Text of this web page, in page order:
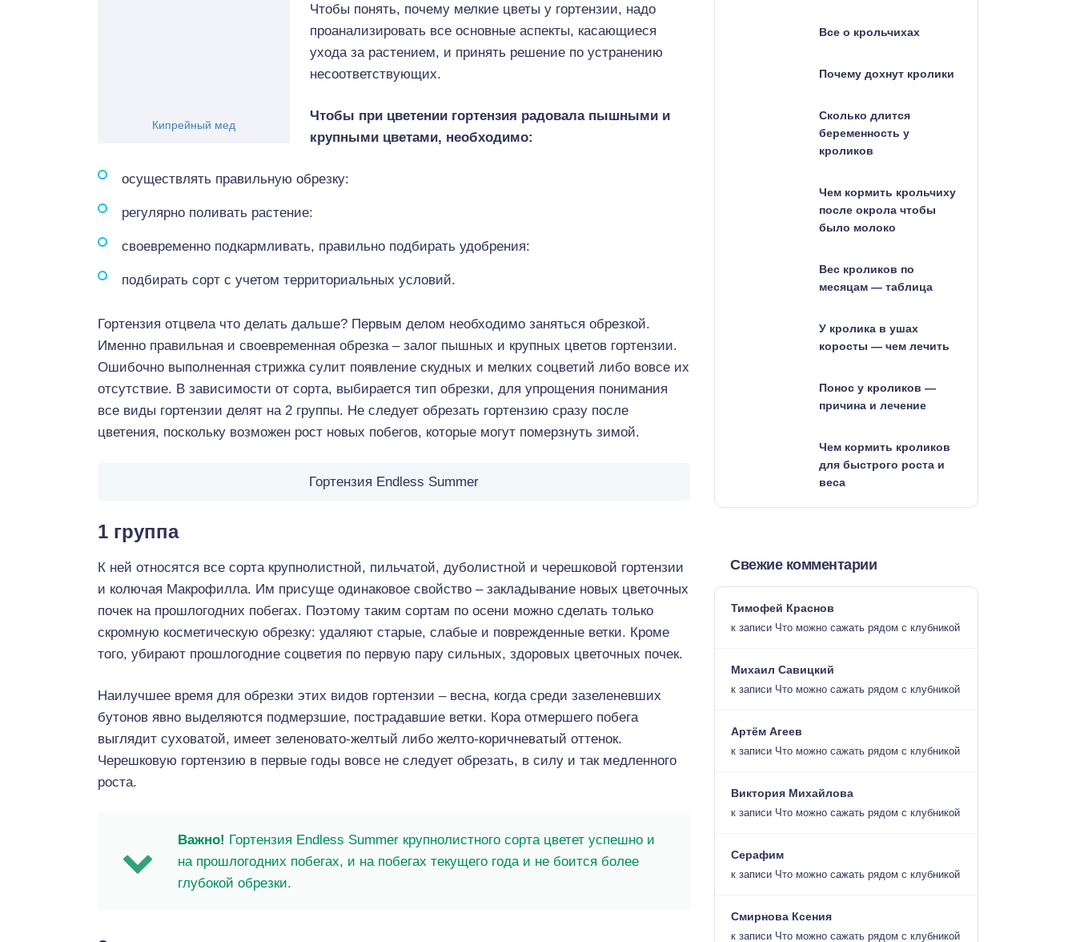
Кипрейный мед
Чтобы понять, почему мелкие цветы у гортензии, надо
проанализировать все основные аспекты, касающиеся
ухода за растением, и принять решение по устранению
несоответствующих.
Чтобы при цветении гортензия радовала пышными и
крупными цветами, необходимо:
осуществлять правильную обрезку:
регулярно поливать растение:
своевременно подкармливать, правильно подбирать удобрения:
подбирать сорт с учетом территориальных условий.
Гортензия отцвела что делать дальше? Первым делом необходимо заняться обрезкой.
Именно правильная и своевременная обрезка – залог пышных и крупных цветов гортензии.
Ошибочно выполненная стрижка сулит появление скудных и мелких соцветий либо вовсе их
отсутствие. В зависимости от сорта, выбирается тип обрезки, для упрощения понимания
все виды гортензии делят на 2 группы. Не следует обрезать гортензию сразу после
цветения, поскольку возможен рост новых побегов, которые могут померзнуть зимой.
Гортензия Endless Summer
1 группа
К ней относятся все сорта крупнолистной, пильчатой, дуболистной и черешковой гортензии
и колючая Макрофилла. Им присуще одинаковое свойство – закладывание новых цветочных
почек на прошлогодних побегах. Поэтому таким сортам по осени можно сделать только
скромную косметическую обрезку: удаляют старые, слабые и поврежденные ветки. Кроме
того, убирают прошлогодние соцветия по первую пару сильных, здоровых цветочных почек.
Наилучшее время для обрезки этих видов гортензии – весна, когда среди зазеленевших
бутонов явно выделяются подмерзшие, пострадавшие ветки. Кора отмершего побега
выглядит суховатой, имеет зеленовато-желтый либо желто-коричневатый оттенок.
Черешковую гортензию в первые годы вовсе не следует обрезать, в силу и так медленного
роста.
Важно! Гортензия Endless Summer крупнолистного сорта цветет успешно и
на прошлогодних побегах, и на побегах текущего года и не боится более
глубокой обрезки.
Все о крольчихах
Почему дохнут кролики
Сколько длится
беременность у
кроликов
Чем кормить крольчиху
после окрола чтобы
было молоко
Вес кроликов по
месяцам — таблица
У кролика в ушах
коросты — чем лечить
Понос у кроликов —
причина и лечение
Чем кормить кроликов
для быстрого роста и
веса
Свежие комментарии
Тимофей Краснов
к записи Что можно сажать рядом с клубникой
Михаил Савицкий
к записи Что можно сажать рядом с клубникой
Артём Агеев
к записи Что можно сажать рядом с клубникой
Виктория Михайлова
к записи Что можно сажать рядом с клубникой
Серафим
к записи Что можно сажать рядом с клубникой
Смирнова Ксения
к записи Что можно сажать рядом с клубникой